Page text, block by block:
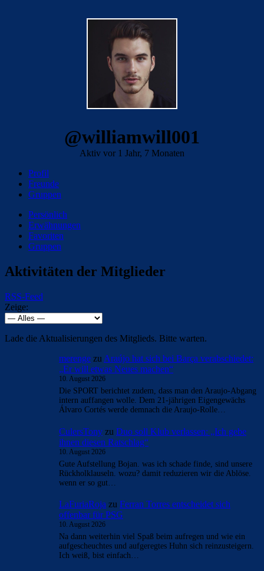
@williamwill001
Aktiv vor 1 Jahr, 7 Monaten
Profil
Freunde
Gruppen
Persönlich
Erwähnungen
Favoriten
Gruppen
Aktivitäten der Mitglieder
RSS-Feed
Zeige:
Lade die Aktualisierungen des Mitglieds. Bitte warten.
merenge zu Araújo hat sich bei Barça verabschiedet:
„Er will etwas Neues machen“
10. August 2026
Die SPORT berichtet zudem, dass man den Araujo-Abgang
intern auffangen wolle. Dem 21-jährigen Eigengewächs
Álvaro Cortés werde demnach die Araujo-Rolle…
CulersTony zu Duo soll Klub verlassen: „Ich gebe
ihnen diesen Ratschlag“
10. August 2026
Gute Aufstellung Bojan. was ich schade finde, sind unsere
Rückholklauseln. wozu? damit reduzieren wir die Ablöse.
wenn er so gut…
LaFuriaRoja zu Ferran Torres entscheidet sich
offenbar für PSG
10. August 2026
Na dann weiterhin viel Spaß beim aufregen und wie ein
aufgescheuchtes und aufgeregtes Huhn sich reinzusteigern.
Ich weiß, bist einfach…